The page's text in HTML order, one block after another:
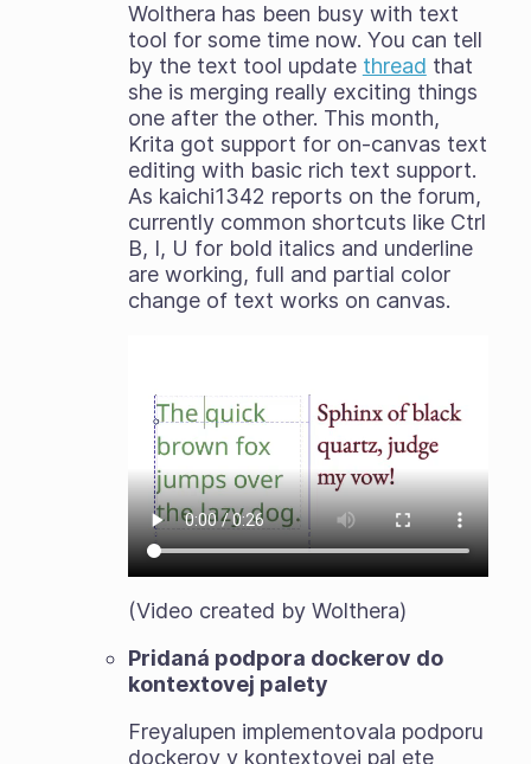
Wolthera has been busy with text
tool for some time now. You can tell
by the text tool update thread that
she is merging really exciting things
one after the other. This month,
Krita got support for on-canvas text
editing with basic rich text support.
As kaichi1342 reports on the forum,
currently common shortcuts like Ctrl
B, I, U for bold italics and underline
are working, full and partial color
change of text works on canvas.
(Video created by Wolthera)
Pridaná podpora dockerov do
kontextovej palety
Freyalupen implementovala podporu
dockerov v kontextovej pal ete